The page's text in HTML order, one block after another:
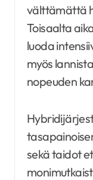
välttämättä
Toisaalta
luoda
myös
nopeuden
sekä taidot